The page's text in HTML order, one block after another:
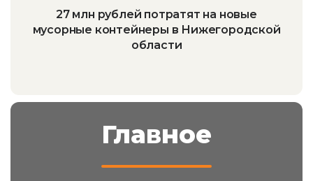
27 млн рублей потратят на новые
мусорные контейнеры в Нижегородской
области
Главное